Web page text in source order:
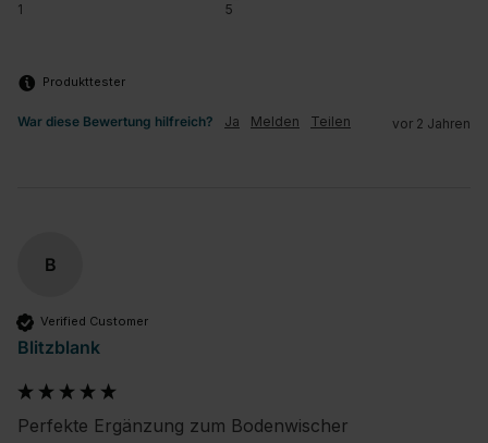
1 5
Produkttester
War diese Bewertung hilfreich? Ja Melden Teilen vor 2 Jahren
B
Verified Customer
Blitzblank
Perfekte Ergänzung zum Bodenwischer